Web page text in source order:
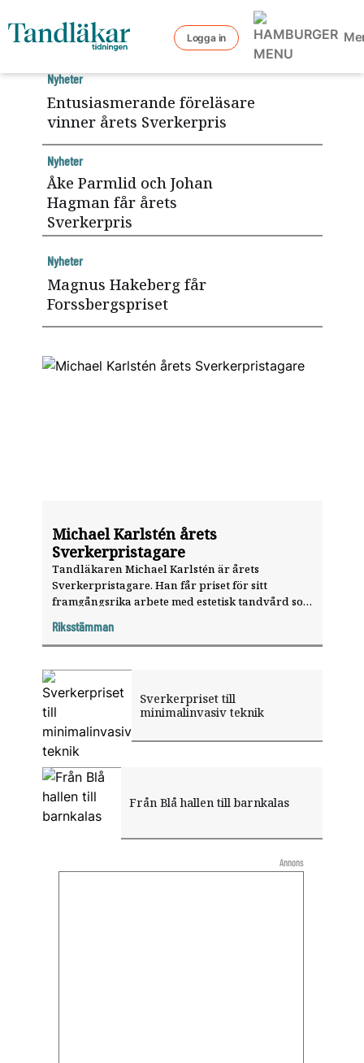
Logga in
Michael Karlstén årets
Sverkerpristagare
Tandläkaren Michael Karlstén är årets
Sverkerpristagare. Han får priset för sitt
framgångsrika arbete med estetisk tandvård som
Riksstämman
Entusiasmerande föreläsare
vinner årets Sverkerpris
Nyheter
Åke Parmlid och Johan
Hagman får årets
Sverkerpris
Nyheter
Magnus Hakeberg får
Forssbergspriset
Nyheter
Sverkerpriset till
minimalinvasiv teknik
Från Blå hallen till barnkalas
Annons